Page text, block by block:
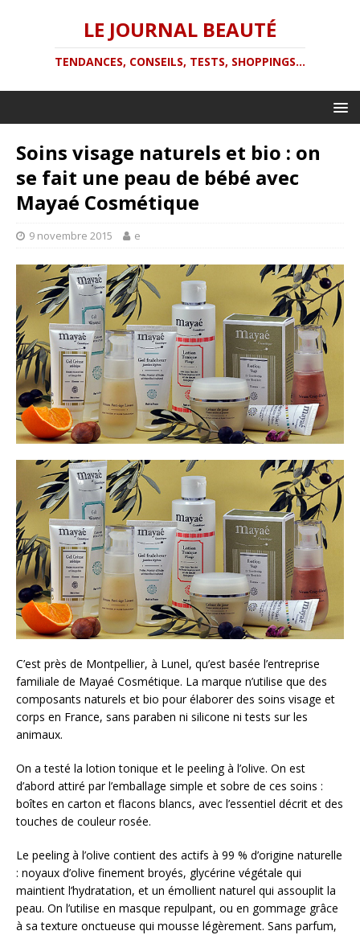
LE JOURNAL BEAUTÉ
TENDANCES, CONSEILS, TESTS, SHOPPINGS...
Soins visage naturels et bio : on
se fait une peau de bébé avec
Mayaé Cosmétique
9 novembre 2015 e
C’est près de Montpellier, à Lunel, qu’est basée l’entreprise
familiale de Mayaé Cosmétique. La marque n’utilise que des
composants naturels et bio pour élaborer des soins visage et
corps en France, sans paraben ni silicone ni tests sur les
animaux.
On a testé la lotion tonique et le peeling à l’olive. On est
d’abord attiré par l’emballage simple et sobre de ces soins :
boîtes en carton et flacons blancs, avec l’essentiel décrit et des
touches de couleur rosée.
Le peeling à l’olive contient des actifs à 99 % d’origine naturelle
: noyaux d’olive finement broyés, glycérine végétale qui
maintient l’hydratation, et un émollient naturel qui assouplit la
peau. On l’utilise en masque repulpant, ou en gommage grâce
à sa texture onctueuse qui mousse légèrement. Sans parfum,